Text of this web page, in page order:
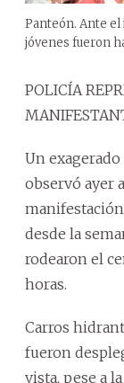
Panteón. Ante
jóvenes fueron
POLICÍA
Un
observó ayer
desde la
rodearon el
horas.
Carros
fueron
vista, pese a